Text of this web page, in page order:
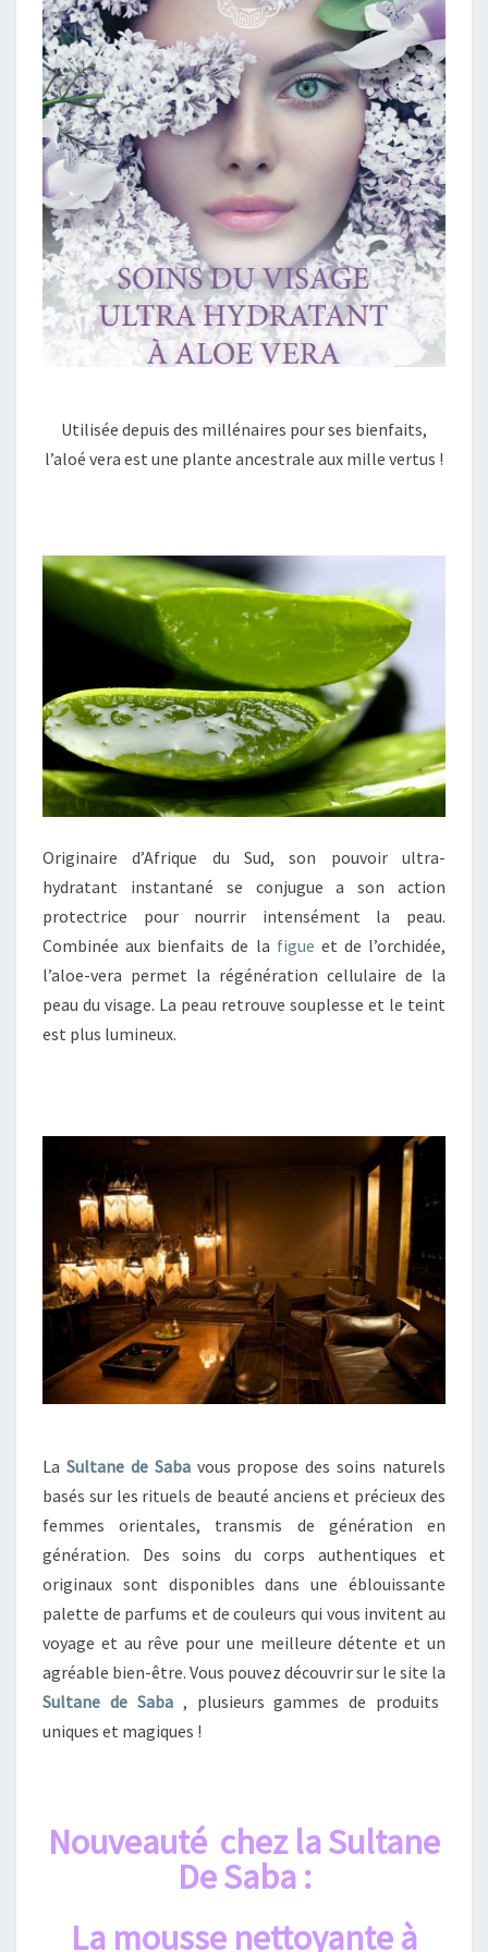
O
E
-
A
Utilisée depuis des millénaires pour ses bienfaits,
l’aloé vera est une plante ancestrale aux mille vertus !
Originaire d’Afrique du Sud, son pouvoir ultra-
hydratant instantané se conjugue a son action
protectrice pour nourrir intensément la peau.
Combinée aux bienfaits de la figue et de l’orchidée,
l’aloe-vera permet la régénération cellulaire de la
peau du visage. La peau retrouve souplesse et le teint
est plus lumineux.
La Sultane de Saba vous propose des soins naturels
basés sur les rituels de beauté anciens et précieux des
femmes orientales, transmis de génération en
génération. Des soins du corps authentiques et
originaux sont disponibles dans une éblouissante
palette de parfums et de couleurs qui vous invitent au
voyage et au rêve pour une meilleure détente et un
agréable bien-être. Vous pouvez découvrir sur le site la
Sultane de Saba , plusieurs gammes de produits
uniques et magiques !
Nouveauté chez la Sultane
De Saba :
La mousse nettoyante à